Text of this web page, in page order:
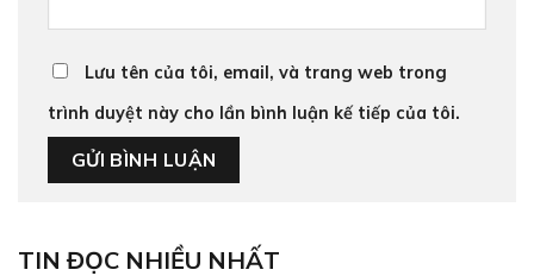
Lưu tên của tôi, email, và trang web trong
trình duyệt này cho lần bình luận kế tiếp của tôi.
TIN ĐỌC NHIỀU NHẤT